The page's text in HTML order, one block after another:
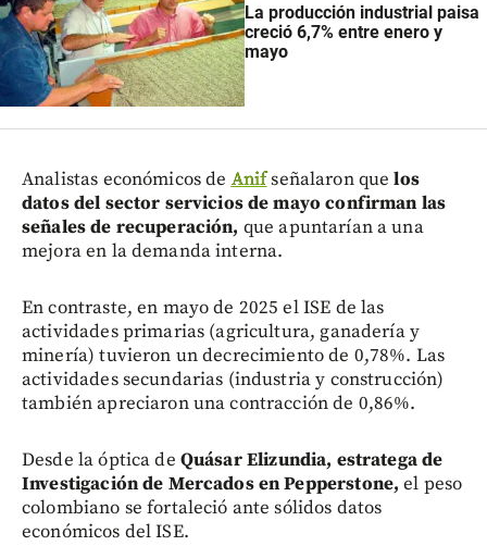
La producción industrial paisa
creció 6,7% entre enero y
mayo
Analistas económicos de Anifseñalaron que los
datos del sector servicios de mayo confirman las
señales de recuperación, que apuntarían a una
mejora en la demanda interna.
En contraste, en mayo de 2025 el ISE de las
actividades primarias (agricultura, ganadería y
minería) tuvieron un decrecimiento de 0,78%. Las
actividades secundarias (industria y construcción)
también apreciaron una contracción de 0,86%.
Desde la óptica de Quásar Elizundia, estratega de
Investigación de Mercados en Pepperstone, el peso
colombiano se fortaleció ante sólidos datos
económicos del ISE.